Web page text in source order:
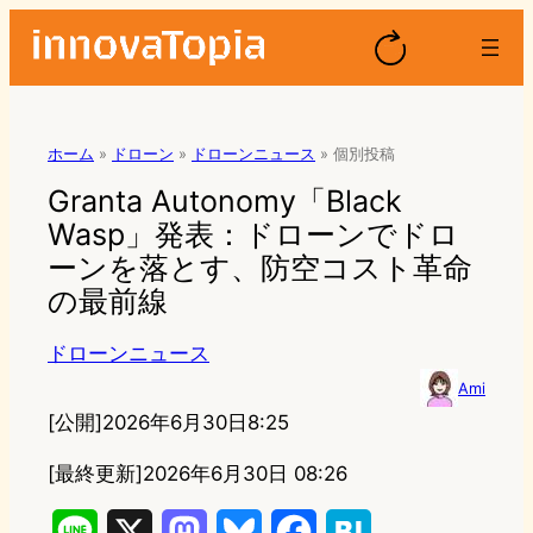
ホーム » ドローン » ドローンニュース » 個別投稿
Granta Autonomy「Black
Wasp」発表：ドローンでドロ
ーンを落とす、防空コスト革命
の最前線
ドローンニュース
Ami
[公開]2026年6月30日8:25
[最終更新]2026年6月30日 08:26